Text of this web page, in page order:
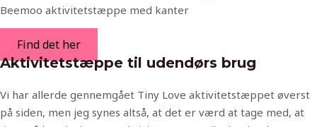
Beemoo aktivitetstæppe med kanter
Find det her
Aktivitetstæppe til udendørs brug
Vi har allerde gennemgået Tiny Love aktivitetstæppet øverst
på siden, men jeg synes altså, at det er værd at tage med, at